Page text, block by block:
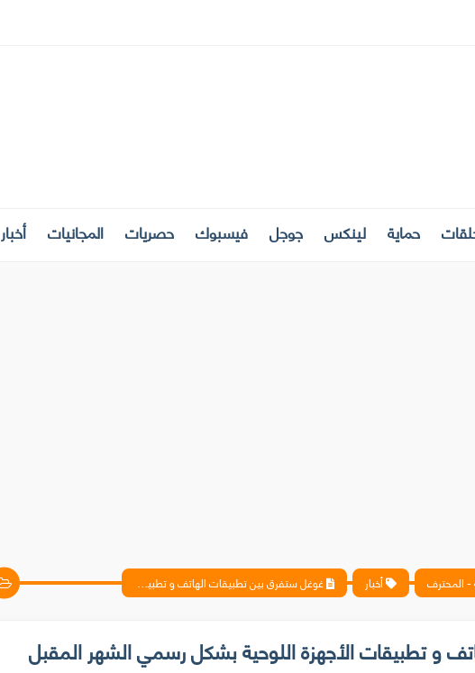
حماية لينكس جوجل فيسبوك حصريات المجانيات أخبار
المحترف أخبار غوغل ستفرق بين تطبيقات الهاتف و تطبيقات الأجهزة اللوحية بشكل رسمي الشهر المقبل
و تطبيقات الأجهزة اللوحية بشكل رسمي الشهر المقبل